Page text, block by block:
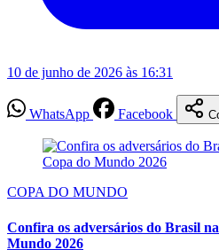
10 de junho de 2026 às 16:31
WhatsApp Facebook
COPA DO MUNDO
Confira os adversários do Brasil
Mundo 2026